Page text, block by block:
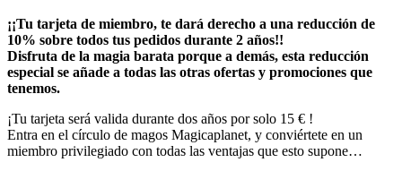
¡¡Tu tarjeta de miembro, te dará derecho a una reducción de
10% sobre todos tus pedidos durante 2 años!!
Disfruta de la magia barata porque a demás, esta reducción
especial se añade a todas las otras ofertas y promociones que
tenemos.
¡Tu tarjeta será valida durante dos años por solo 15 € !
Entra en el círculo de magos Magicaplanet, y conviértete en un
miembro privilegiado con todas las ventajas que esto supone…